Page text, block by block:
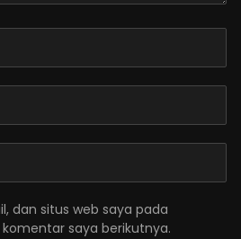
dan situs web saya pada
saya berikutnya.